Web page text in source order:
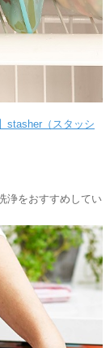
stasher（スタッシ
浄をおすすめしてい